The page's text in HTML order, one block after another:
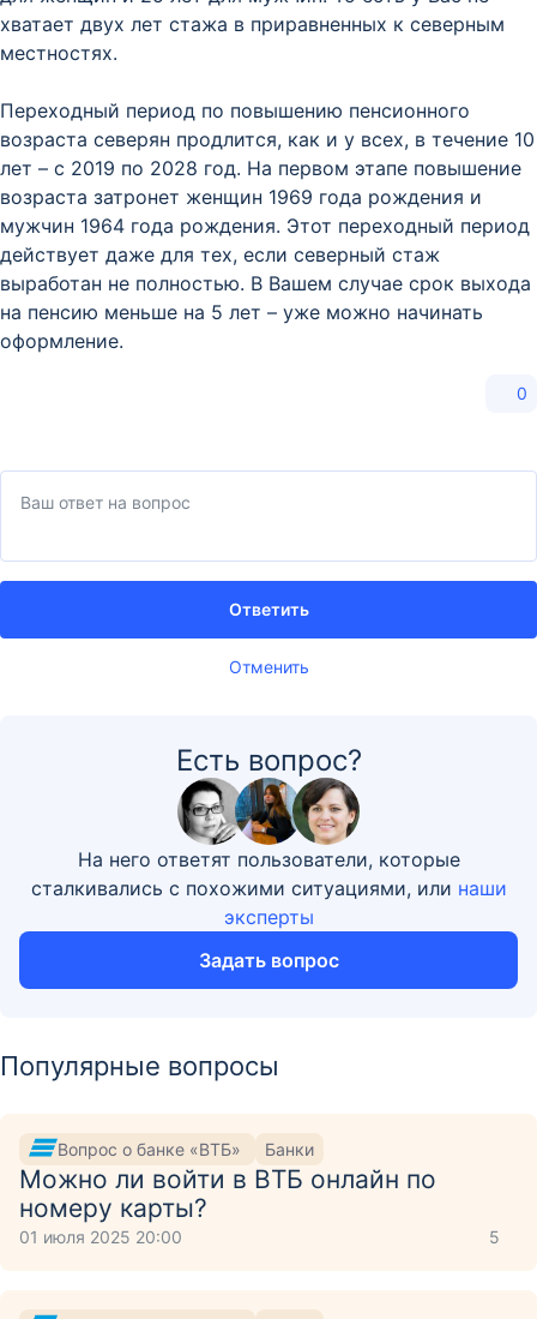
хватает двух лет стажа в приравненных к северным
местностях.
Переходный период по повышению пенсионного
возраста северян продлится, как и у всех, в течение 10
лет – с 2019 по 2028 год. На первом этапе повышение
возраста затронет женщин 1969 года рождения и
мужчин 1964 года рождения. Этот переходный период
действует даже для тех, если северный стаж
выработан не полностью. В Вашем случае срок выхода
на пенсию меньше на 5 лет – уже можно начинать
оформление.
0
Отменить
Ответить
Есть вопрос?
На него ответят пользователи, которые
сталкивались с похожими ситуациями, или наши
эксперты
Задать вопрос
Популярные вопросы
Вопрос о банке «ВТБ» Банки
Можно ли войти в ВТБ онлайн по
номеру карты?
01 июля 2025 20:00 5